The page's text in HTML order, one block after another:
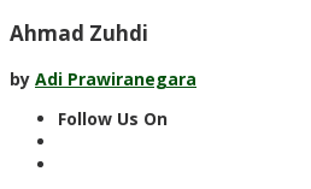
Ahmad Zuhdi
by Adi Prawiranegara
Follow Us On